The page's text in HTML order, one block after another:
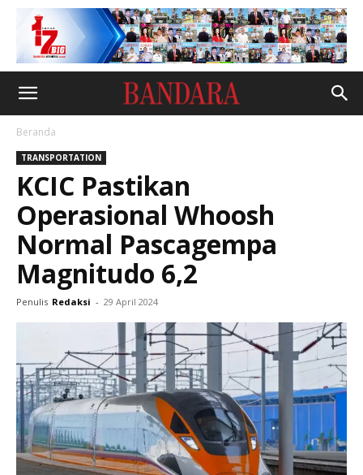
Beranda
TRANSPORTATION
KCIC Pastikan
Operasional Whoosh
Normal Pascagempa
Magnitudo 6,2
Penulis Redaksi - 29 April 2024